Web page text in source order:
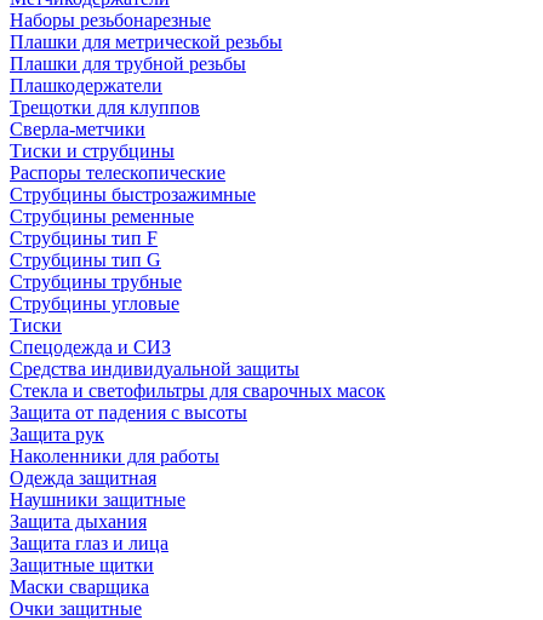
Наборы резьбонарезные
Плашки для метрической резьбы
Плашки для трубной резьбы
Плашкодержатели
Трещотки для клуппов
Сверла-метчики
Тиски и струбцины
Распоры телескопические
Струбцины быстрозажимные
Струбцины ременные
Струбцины тип F
Струбцины тип G
Струбцины трубные
Струбцины угловые
Тиски
Спецодежда и СИЗ
Средства индивидуальной защиты
Стекла и светофильтры для сварочных масок
Защита от падения с высоты
Защита рук
Наколенники для работы
Одежда защитная
Наушники защитные
Защита дыхания
Защита глаз и лица
Защитные щитки
Маски сварщика
Очки защитные